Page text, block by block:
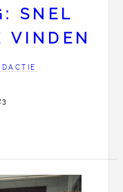
SNEL
VINDEN